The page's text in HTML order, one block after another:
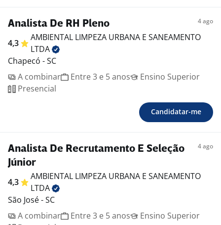
Analista De RH Pleno 4 ago
4,3
AMBIENTAL LIMPEZA URBANA E SANEAMENTO
LTDA
Chapecó - SC
A combinar
Entre 3 e 5 anos
Ensino Superior
Presencial
Candidatar-me
Analista De Recrutamento E Seleção
Júnior
4 ago
4,3
AMBIENTAL LIMPEZA URBANA E SANEAMENTO
LTDA
São José - SC
A combinar
Entre 3 e 5 anos
Ensino Superior